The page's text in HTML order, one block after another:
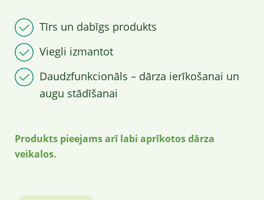
Tīrs un dabīgs produkts
Viegli izmantot
Daudzfunkcionāls – dārza ierīkošanai un
augu stādīšanai
Produkts pieejams arī labi aprīkotos dārza
veikalos.